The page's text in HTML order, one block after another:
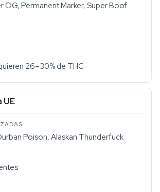
Permanent Marker, Super Boof
26–30% de THC
UE
Poison, Alaskan Thunderfuck